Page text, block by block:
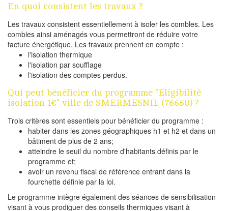
En quoi consistent les travaux ?
Les travaux consistent essentiellement à isoler les combles. Les
combles ainsi aménagés vous permettront de réduire votre
facture énergétique. Les travaux prennent en compte :
l'isolation thermique
l'isolation par soufflage
l'isolation des comptes perdus.
Qui peut bénéficier du programme "Eligibilité
isolation 1€" ville de SMERMESNIL (76660) ?
Trois critères sont essentiels pour bénéficier du programme :
habiter dans les zones géographiques h1 et h2 et dans un
bâtiment de plus de 2 ans;
atteindre le seuil du nombre d'habitants définis par le
programme et;
avoir un revenu fiscal de référence entrant dans la
fourchette définie par la loi.
Le programme intègre également des séances de sensibilisation
visant à vous prodiguer des conseils thermiques visant à